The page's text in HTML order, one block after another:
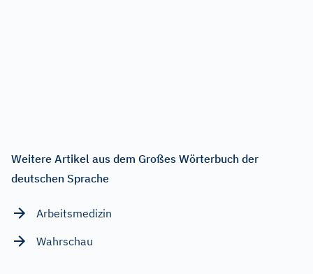
Weitere Artikel aus dem Großes Wörterbuch der
deutschen Sprache
Arbeitsmedizin
Wahrschau